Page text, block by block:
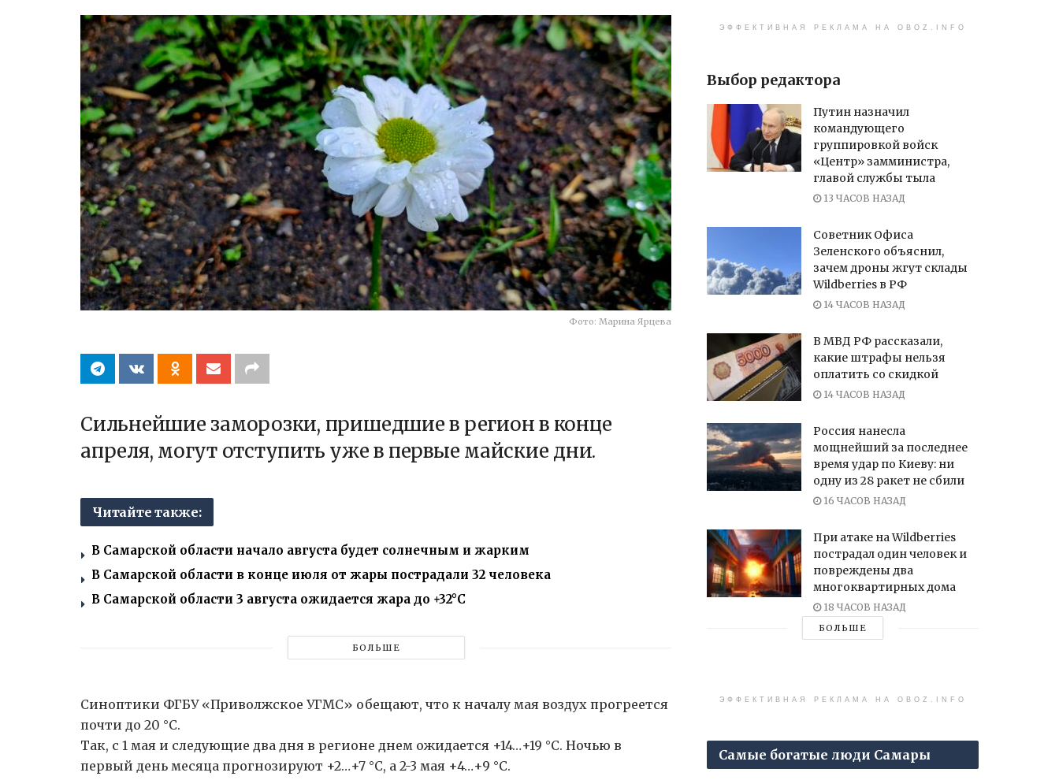
Фото: Марина Ярцева
Сильнейшие заморозки, пришедшие в регион в конце
апреля, могут отступить уже в первые майские дни.
Читайте также:
В Самарской области начало августа будет солнечным и жарким
В Самарской области в конце июля от жары пострадали 32 человека
В Самарской области 3 августа ожидается жара до +32°С
БОЛЬШЕ
Синоптики ФГБУ «Приволжское УГМС» обещают, что к началу мая воздух прогреется
почти до 20 °C.
Так, с 1 мая и следующие два дня в регионе днем ожидается +14…+19 °C. Ночью в
первый день месяца прогнозируют +2…+7 °C, а 2-3 мая +4…+9 °C.
ЭФФЕКТИВНАЯ РЕКЛАМА НА OBOZ.INFO
Выбор редактора
Путин назначил
командующего
группировкой войск
«Центр» замминистра,
главой службы тыла
13 ЧАСОВ НАЗАД
Советник Офиса
Зеленского объяснил,
зачем дроны жгут склады
Wildberries в РФ
14 ЧАСОВ НАЗАД
В МВД РФ рассказали,
какие штрафы нельзя
оплатить со скидкой
14 ЧАСОВ НАЗАД
Россия нанесла
мощнейший за последнее
время удар по Киеву: ни
одну из 28 ракет не сбили
16 ЧАСОВ НАЗАД
При атаке на Wildberries
пострадал один человек и
повреждены два
многоквартирных дома
18 ЧАСОВ НАЗАД
БОЛЬШЕ
ЭФФЕКТИВНАЯ РЕКЛАМА НА OBOZ.INFO
Самые богатые люди Самары